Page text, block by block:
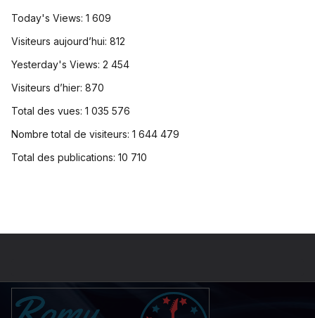
Today's Views: 1 609
Visiteurs aujourd’hui: 812
Yesterday's Views: 2 454
Visiteurs d’hier: 870
Total des vues: 1 035 576
Nombre total de visiteurs: 1 644 479
Total des publications: 10 710